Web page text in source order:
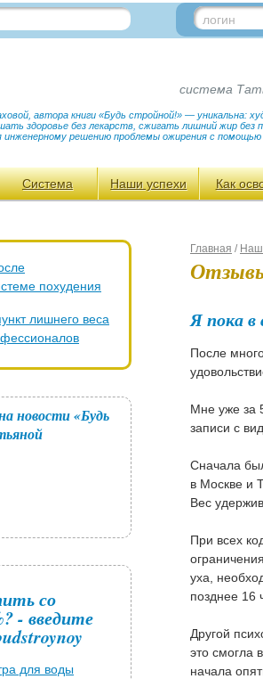
логин
система
автора книги «Будь стройной!» — уникальна:
здоровье без лекарств, сжигать лишний жир
инженерному решению проблемы ожирения с
Система Наши успехи Как
похудения
лишнего веса
новости «Будь
со
- введите
Главная /
Я пока в
После
Мне уже за
записи с
Сначала
в Москве и
Вес
При всех
уха,
позднее 16
Другой
это смогла
начала